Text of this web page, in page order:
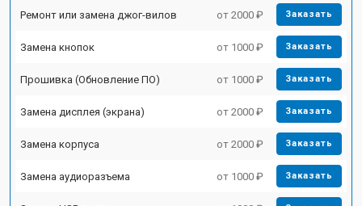
Ремонт или замена джог-вилов от 2000 ₽ Заказать
Замена кнопок от 1000 ₽ Заказать
Прошивка (Обновление ПО) от 1000 ₽ Заказать
Замена дисплея (экрана) от 2000 ₽ Заказать
Замена корпуса от 2000 ₽ Заказать
Замена аудиоразъема от 1000 ₽ Заказать